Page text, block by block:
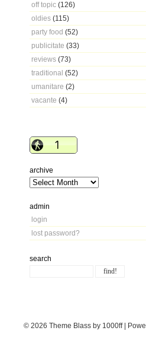
off topic (126)
oldies (115)
party food (52)
publicitate (33)
reviews (73)
traditional (52)
umanitare (2)
vacante (4)
archive
admin
login
lost password?
search
© 2026 Theme Blass by 1000ff |